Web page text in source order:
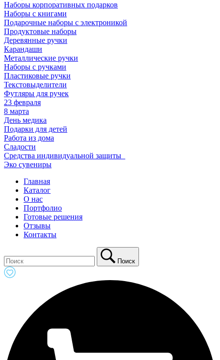
Наборы корпоративных подарков
Наборы с книгами
Подарочные наборы с электроникой
Продуктовые наборы
Деревянные ручки
Карандаши
Металлические ручки
Наборы с ручками
Пластиковые ручки
Текстовыделители
Футляры для ручек
23 февраля
8 марта
День медика
Подарки для детей
Работа из дома
Сладости
Средства индивидуальной защиты_
Эко сувениры
Главная
Каталог
О нас
Портфолио
Готовые решения
Отзывы
Контакты
Поиск